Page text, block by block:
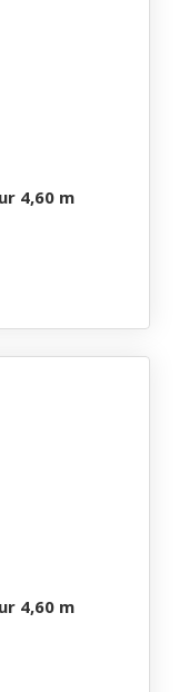
4,60 m
4,60 m